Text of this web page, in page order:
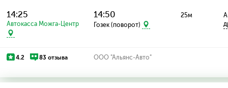
14:25
Автокасса Можга-Центр
14:50
Гозек (поворот)
25м
4.2 83 отзыва ООО "Альянс-Авто"